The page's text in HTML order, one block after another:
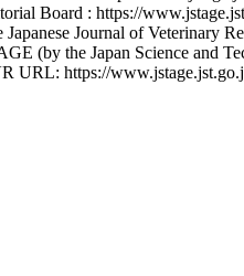
Board : https://
Japanese Journal of Veterinary
(by the Japan Science and
URL: https://